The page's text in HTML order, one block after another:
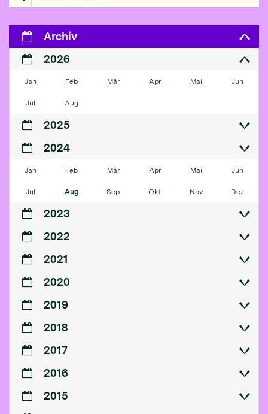
Archiv
2026
Jan Feb Mär Apr Mai Jun
Jul Aug
2025
2024
Jan Feb Mär Apr Mai Jun
Jul Aug Sep Okt Nov Dez
2023
2022
2021
2020
2019
2018
2017
2016
2015